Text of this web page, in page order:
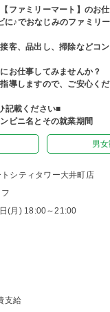
ファミリーマート】のお仕
♪でおなじみのファミリ
客、品出し、掃除などコン
お仕事してみませんか？
導しますので、ご安心くだ
記載ください■
ビニ名とその就業期間
男
シティタワー大井町店
(月) 18:00～21:00
支給